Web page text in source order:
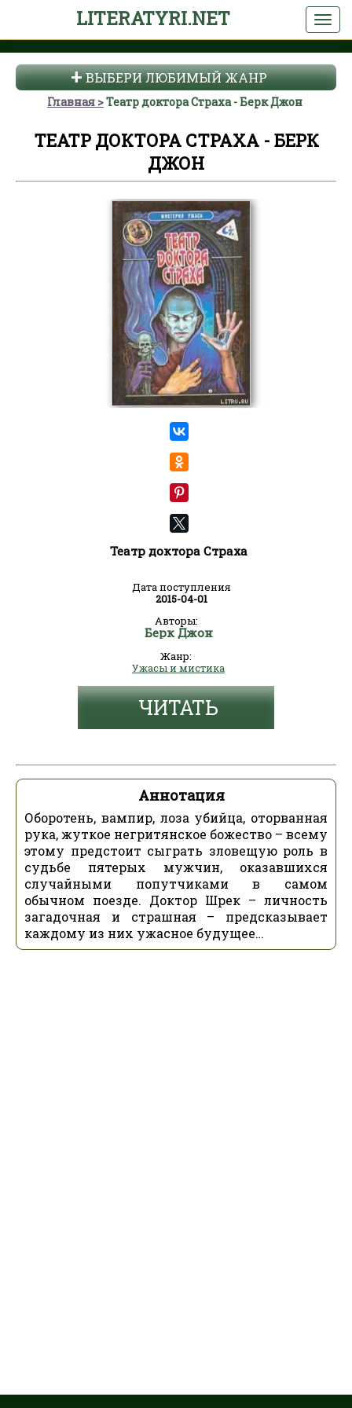
LITERATYRI.NET
ВЫБЕРИ ЛЮБИМЫЙ ЖАНР
Главная Театр доктора Страха - Берк Джон
ТЕАТР ДОКТОРА СТРАХА - БЕРК
ДЖОН
Театр доктора Страха
Дата поступления
2015-04-01
Авторы:
Берк Джон
Жанр:
Ужасы и мистика
ЧИТАТЬ
Аннотация
Оборотень, вампир, лоза убийца, оторванная
рука, жуткое негритянское божество – всему
этому предстоит сыграть зловещую роль в
судьбе пятерых мужчин, оказавшихся
случайными попутчиками в самом
обычном поезде. Доктор Шрек – личность
загадочная и страшная – предсказывает
каждому из них ужасное будущее…